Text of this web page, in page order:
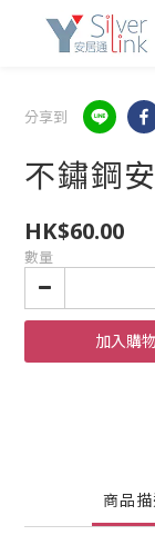
分享到
不鏽鋼
HK$60.00
數量
加入購
商品